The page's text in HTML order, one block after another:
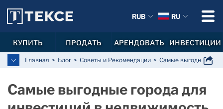
Главная Блог Советы и Рекомендации Самые выгодные
Самые выгодные города для
RUB RU
КУПИТЬ ПРОДАТЬ АРЕНДОВАТЬ ИНВЕСТИЦИИ